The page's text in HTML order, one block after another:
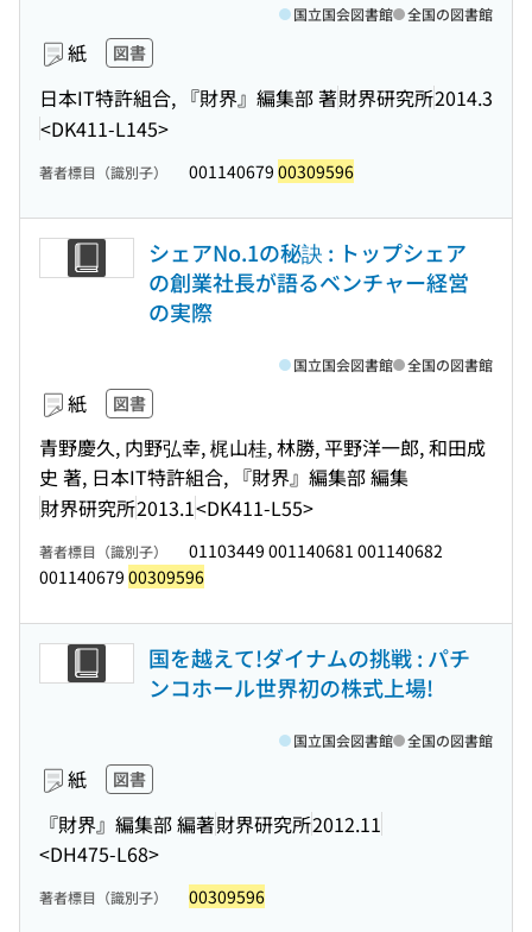
紙 図書
日本IT特許組合, 『財界』編集部 著財界研究所2014.3
<DK411-L145>
国立国会図書館 全国の図書館
著者標目（識別子） 001140679 00309596
シェアNo.1の秘訣 : トップシェア
の創業社長が語るベンチャー経営
の実際
紙 図書
青野慶久, 内野弘幸, 梶山桂, 林勝, 平野洋一郎, 和田成
史 著, 日本IT特許組合, 『財界』編集部 編集
財界研究所2013.1<DK411-L55>
国立国会図書館 全国の図書館
著者標目（識別子）
01103449 001140681 001140682
001140679 00309596
国を越えて!ダイナムの挑戦 : パチ
ンコホール世界初の株式上場!
紙 図書
『財界』編集部 編著財界研究所2012.11
<DH475-L68>
国立国会図書館 全国の図書館
著者標目（識別子） 00309596